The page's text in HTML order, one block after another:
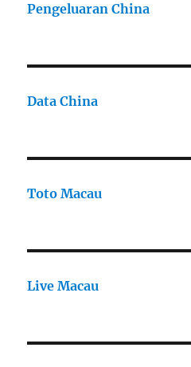
Pengeluaran China
Data China
Toto Macau
Live Macau